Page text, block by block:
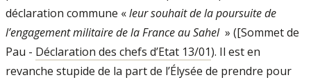
déclaration commune «leur souhait de la poursuite de
l’engagement militaire de la France au Sahel » ([Sommet de
Pau - Déclaration des chefs d’Etat 13/01). Il est en
revanche stupide de la part de l’Élysée de prendre pour